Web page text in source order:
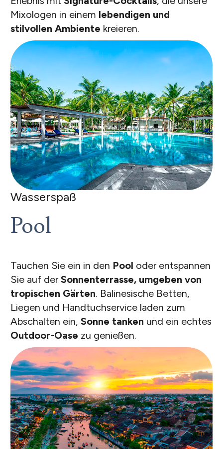
Mixologen in einem lebendigen und
stilvollen Ambiente kreieren.
Wasserspaß
Pool
Tauchen Sie ein in den Pool oder entspannen
Sie auf derSonnenterrasse, umgeben von
tropischen Gärten. Balinesische Betten,
Liegen und Handtuchservice laden zum
Abschalten ein, Sonne tanken und ein echtes
Outdoor-Oase zu genießen.